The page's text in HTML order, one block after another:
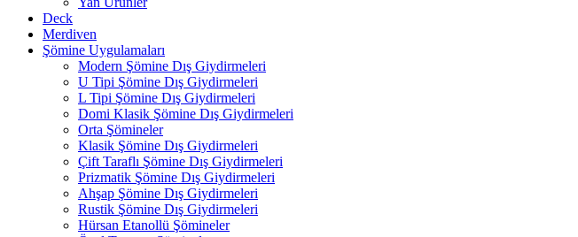
Deck
Merdiven
Şömine Uygulamaları
Modern Şömine Dış Giydirmeleri
U Tipi Şömine Dış Giydirmeleri
L Tipi Şömine Dış Giydirmeleri
Domi Klasik Şömine Dış Giydirmeleri
Orta Şömineler
Klasik Şömine Dış Giydirmeleri
Çift Taraflı Şömine Dış Giydirmeleri
Prizmatik Şömine Dış Giydirmeleri
Ahşap Şömine Dış Giydirmeleri
Rustik Şömine Dış Giydirmeleri
Hürsan Etanollü Şömineler